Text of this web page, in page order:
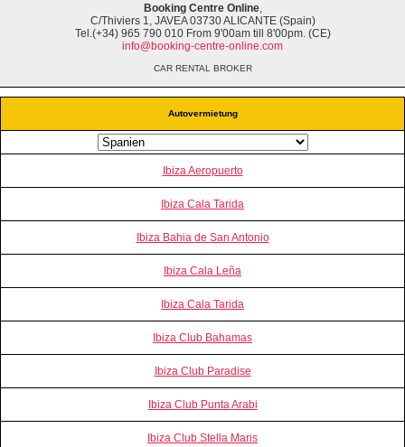
Autovermietung
Ibiza Aeropuerto
Ibiza Cala Tarida
Ibiza Bahia de San Antonio
Ibiza Cala Leña
Ibiza Cala Tarida
Ibiza Club Bahamas
Ibiza Club Paradise
Ibiza Club Punta Arabi
Ibiza Club Stella Maris
Booking Centre Online,
C/Thiviers 1, JAVEA 03730 ALICANTE (Spain)
Tel.(+34) 965 790 010 From 9'00am till 8'00pm. (CE)
info@booking-centre-online.com
CAR RENTAL BROKER